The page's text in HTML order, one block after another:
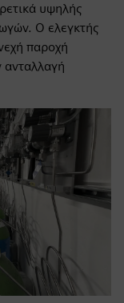
υψηλής
Ο ελεγκτής
παροχή
ανταλλαγή